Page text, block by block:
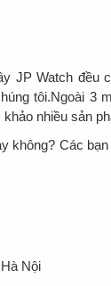
JP Watch đều
tôi.Ngoài 3
nhiều sản
Các
Nội